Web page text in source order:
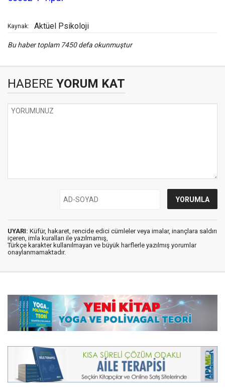
Kaynak: Aktüel Psikoloji
Bu haber toplam 7450 defa okunmuştur
HABERE YORUM KAT
UYARI: Küfür, hakaret, rencide edici cümleler veya imalar, inançlara saldırı
içeren, imla kuralları ile yazılmamış,
Türkçe karakter kullanılmayan ve büyük harflerle yazılmış yorumlar
onaylanmamaktadır.